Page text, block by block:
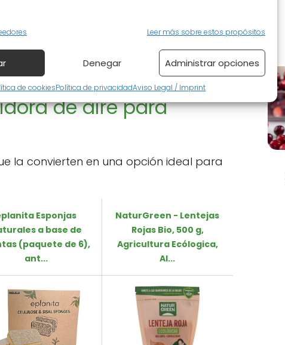
Leer más sobre estos propósitos
Denegar Administrar opciones
de cookiesPolítica de privacidadAviso Legal / Imprint
permite que las verduras mantengan su
muy poco aceite, lo que significa que
de aire para
la convierten en una opción ideal para
Esponjas
a base de
(paquete de 6),
ant...
NaturGreen - Lentejas
Rojas Bio, 500 g,
Agricultura Ecólogica,
Al...